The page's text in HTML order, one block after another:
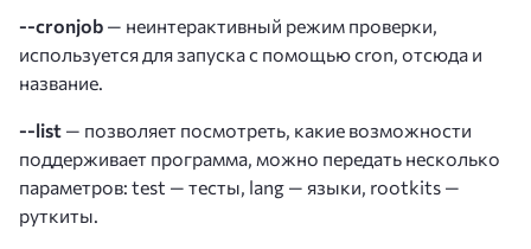
--cronjob — неинтерактивный режим проверки,
используется для запуска с помощью cron, отсюда и
название.
--list — позволяет посмотреть, какие возможности
поддерживает программа, можно передать несколько
параметров: test — тесты, lang — языки, rootkits —
руткиты.